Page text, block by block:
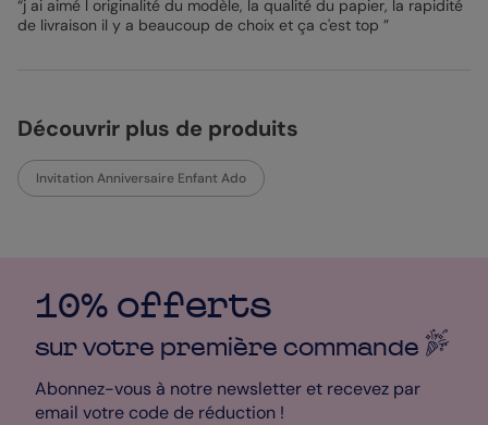
“j ai aimé l originalité du modèle, la qualité du papier, la rapidité
de livraison il y a beaucoup de choix et ça c'est top ”
Découvrir plus de produits
Invitation Anniversaire Enfant Ado
10% offerts
sur votre première commande
Abonnez-vous à notre newsletter et recevez par
email votre code de réduction !